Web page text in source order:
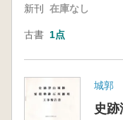
新刊 在庫なし
古書 1点
城郭
史